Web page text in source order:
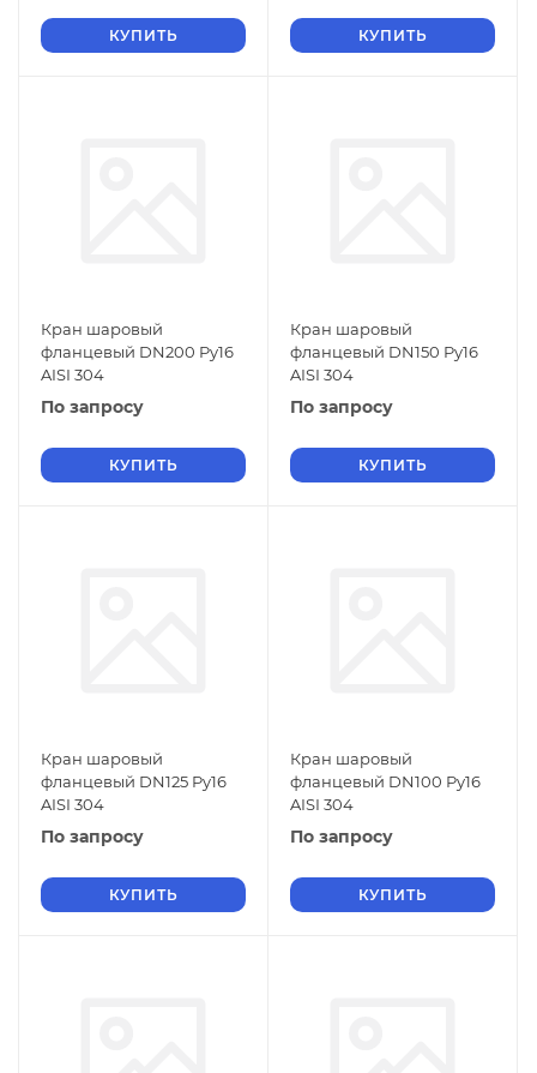
КУПИТЬ КУПИТЬ
Кран шаровый
фланцевый DN200 Py16
AISI 304
По запросу
КУПИТЬ
Кран шаровый
фланцевый DN150 Py16
AISI 304
По запросу
КУПИТЬ
Кран шаровый
фланцевый DN125 Py16
AISI 304
По запросу
КУПИТЬ
Кран шаровый
фланцевый DN100 Py16
AISI 304
По запросу
КУПИТЬ